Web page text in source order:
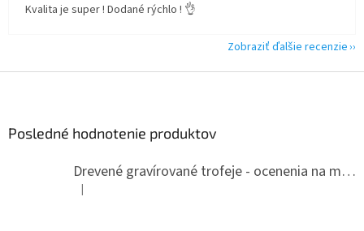
Kvalita je super ! Dodané rýchlo ! 👌
Zobraziť ďalšie recenzie
Posledné hodnotenie produktov
Drevené gravírované trofeje - ocenenia na mieru
Hodnotenie produktu je 5 z 5 hviezdičiek.
|